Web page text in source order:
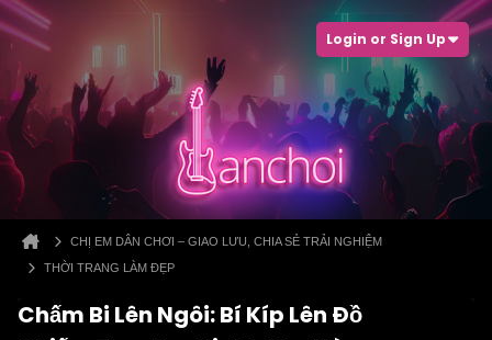
Login or Sign Up
CHỊ EM DÂN CHƠI – GIAO LƯU, CHIA SẺ TRẢI NGHIỆM
THỜI TRANG LÀM ĐẸP
Chấm Bi Lên Ngôi: Bí Kíp Lên Đồ